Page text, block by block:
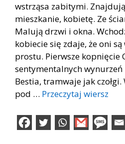
wstrząsa zabitymi.
mieszkanie, kobietę. Ze
Malują drzwi i okna.
kobiecie się zdaje, że oni
prostu. Pierwsze kopnięcie
sentymentalnych
Bestia, tramwaje jak
pod … Przeczytaj wiersz